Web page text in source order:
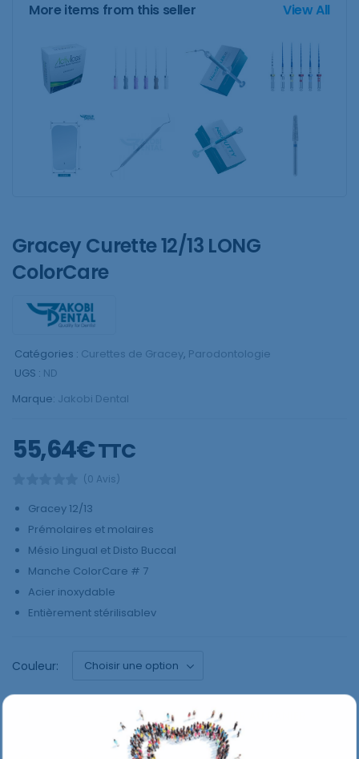
More items from this seller View All
Gracey Curette 12/13 LONG
ColorCare
Catégories : Curettes de Gracey, Parodontologie
UGS : ND
Marque: Jakobi Dental
55,64€TTC
(0 Avis)
Gracey 12/13
Prémolaires et molaires
Mésio Lingual et Disto Buccal
Manche ColorCare # 7
Acier inoxydable
Entièrement stérilisablev
Couleur:
AJOUTER AU PANIER